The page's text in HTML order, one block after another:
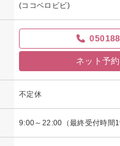
(ココベロビビ)
ネット予
不定休
9:00～22:00（最終受付時間